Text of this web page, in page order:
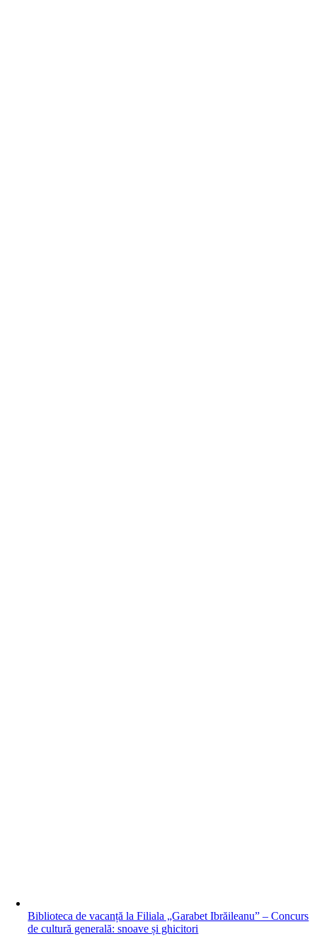
Biblioteca de vacanță la Filiala „Garabet Ibrăileanu” – Concurs
de cultură generală: snoave și ghicitori